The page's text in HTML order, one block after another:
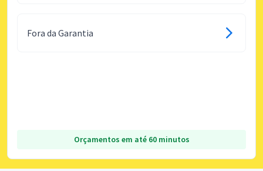
Fora da Garantia
Orçamentos em até 60 minutos